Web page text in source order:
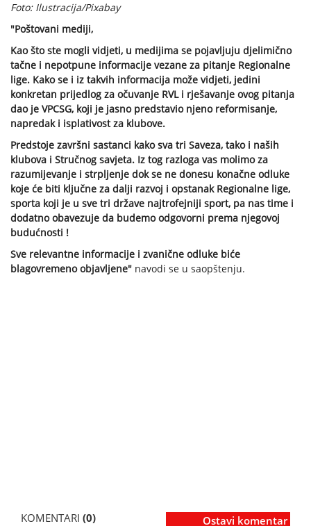
Foto: Ilustracija/Pixabay
"Poštovani mediji,
Kao što ste mogli vidjeti, u medijima se pojavljuju djelimično
tačne i nepotpune informacije vezane za pitanje Regionalne
lige. Kako se i iz takvih informacija može vidjeti, jedini
konkretan prijedlog za očuvanje RVL i rješavanje ovog pitanja
dao je VPCSG, koji je jasno predstavio njeno reformisanje,
napredak i isplativost za klubove.
Predstoje završni sastanci kako sva tri Saveza, tako i naših
klubova i Stručnog savjeta. Iz tog razloga vas molimo za
razumijevanje i strpljenje dok se ne donesu konačne odluke
koje će biti ključne za dalji razvoj i opstanak Regionalne lige,
sporta koji je u sve tri države najtrofejniji sport, pa nas time i
dodatno obavezuje da budemo odgovorni prema njegovoj
budućnosti !
Sve relevantne informacije i zvanične odluke biće
blagovremeno objavljene" navodi se u saopštenju.
KOMENTARI (0) Ostavi komentar